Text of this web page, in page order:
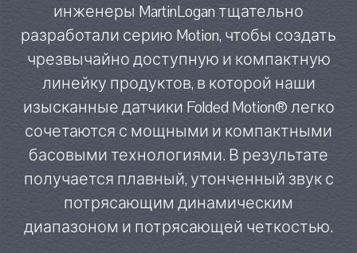
инженеры MartinLogan тщательно
разработали серию Motion, чтобы создать
чрезвычайно доступную и компактную
линейку продуктов, в которой наши
изысканные датчики Folded Motion® легко
сочетаются с мощными и компактными
басовыми технологиями. В результате
получается плавный, утонченный звук с
потрясающим динамическим
диапазоном и потрясающей четкостью.